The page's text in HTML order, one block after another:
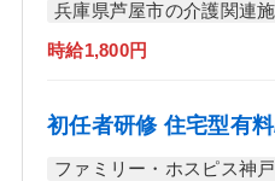
兵庫県芦屋市の介護関連
時給1,800円
初任者研修 住宅型有
ファミリー・ホスピス神